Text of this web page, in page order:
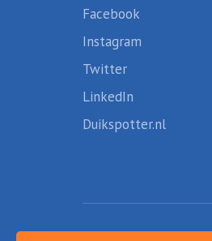
Facebook
Instagram
Twitter
LinkedIn
Duikspotter.nl